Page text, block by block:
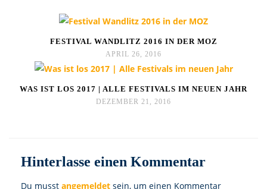
FESTIVAL WANDLITZ 2016 IN DER MOZ
APRIL 26, 2016
WAS IST LOS 2017 | ALLE FESTIVALS IM NEUEN JAHR
DEZEMBER 21, 2016
Hinterlasse einen Kommentar
Du musst angemeldet sein, um einen Kommentar